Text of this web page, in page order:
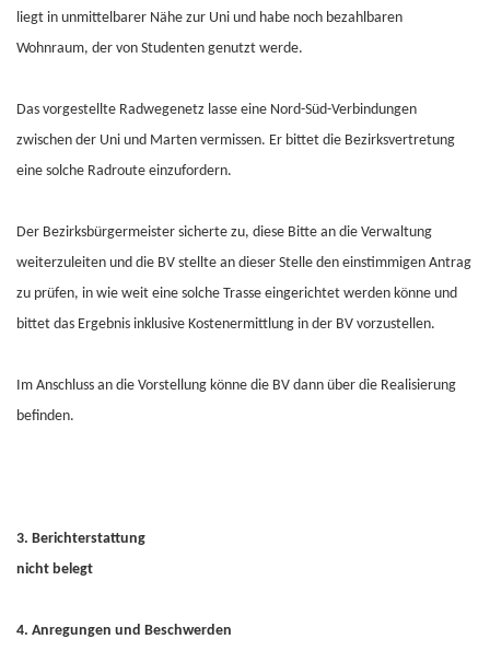
liegt in unmittelbarer Nähe zur Uni und habe noch bezahlbaren
Wohnraum, der von Studenten genutzt werde.
Das vorgestellte Radwegenetz lasse eine Nord-Süd-Verbindungen
zwischen der Uni und Marten vermissen. Er bittet die Bezirksvertretung
eine solche Radroute einzufordern.
Der Bezirksbürgermeister sicherte zu, diese Bitte an die Verwaltung
weiterzuleiten und die BV stellte an dieser Stelle den einstimmigen Antrag
zu prüfen, in wie weit eine solche Trasse eingerichtet werden könne und
bittet das Ergebnis inklusive Kostenermittlung in der BV vorzustellen.
Im Anschluss an die Vorstellung könne die BV dann über die Realisierung
befinden.
3. Berichterstattung
nicht belegt
4. Anregungen und Beschwerden